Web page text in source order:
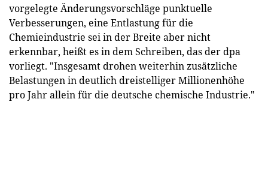
vorgelegte Änderungsvorschläge punktuelle
Verbesserungen, eine Entlastung für die
Chemieindustrie sei in der Breite aber nicht
erkennbar, heißt es in dem Schreiben, das der dpa
vorliegt. "Insgesamt drohen weiterhin zusätzliche
Belastungen in deutlich dreistelliger Millionenhöhe
pro Jahr allein für die deutsche chemische Industrie."